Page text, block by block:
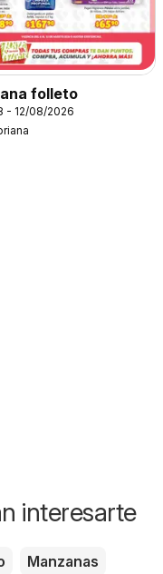
folleto
- 12/08/2026
interesarte
Manzanas